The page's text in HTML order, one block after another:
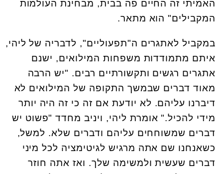
האמיתי זה החיים פה בבית, מבחינת העולמות
המקבילים" הוא מתאר.
במקביל לאתגרים ה"תפעוליים", לדבריה של ליהי,
איתם מתמודדות משפחות המילואים, ישנם
אתגרים רגשים ותקשורתיים רבים. "יש הרבה
מאוד דברים שבמשך התקופה של המילואים לא
דיברנו עליהם. לא יודעת אם זה כי זה היה יותר
מידי להכיל." אומרת ליהי, ויניב מחדד "פשוט יש
דברים שמשוחחים עליהם ודברים שלא. למשל,
כשאנחנו שם אתה מרגיש לגיטימציה לכל מיני
דברים שעשית ולמשימה שלך. ואז אתה חוזר